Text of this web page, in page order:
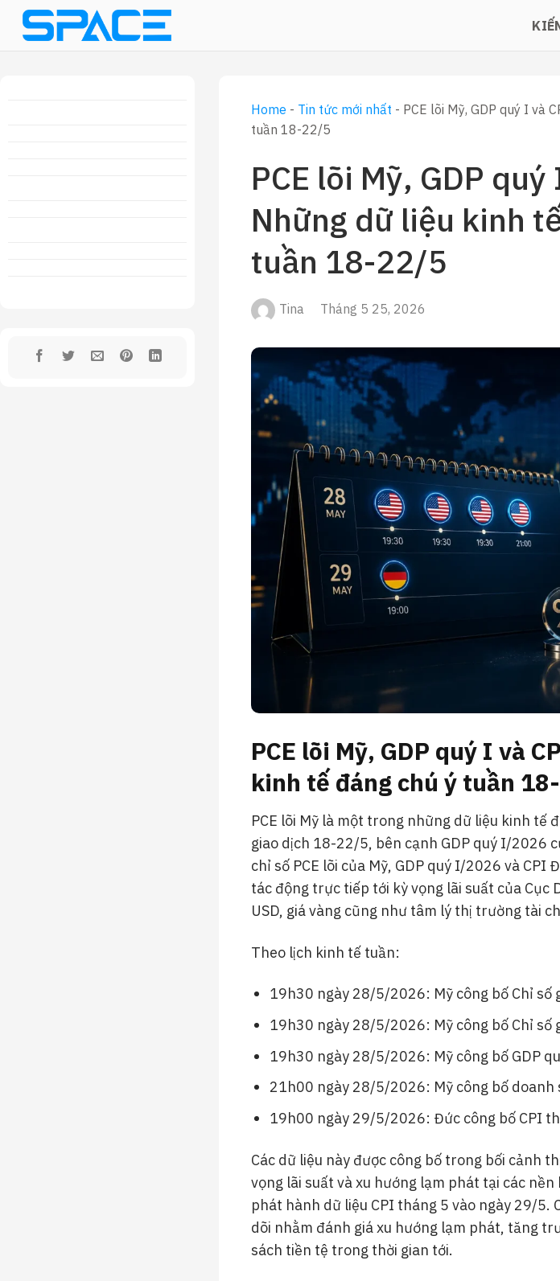
Skip
Home - Tin tức mới nhất - PCE lõi Mỹ, GDP quý I và
tuần 18-22/5
PCE lõi Mỹ, GDP
Những dữ liệu kinh
tuần 18-22/5
Tina Tháng 5 25, 2026
PCE lõi Mỹ, GDP quý I và
kinh tế đáng chú ý tuần
PCE lõi Mỹ là một trong những dữ liệu kinh
giao dịch 18-22/5, bên cạnh GDP quý I/2026
chỉ số PCE lõi của Mỹ, GDP quý I/2026 và
tác động trực tiếp tới kỳ vọng lãi suất của Cục
USD, giá vàng cũng như tâm lý thị trường tài
Theo lịch kinh tế tuần:
19h30 ngày 28/5/2026: Mỹ công bố Chỉ số
19h30 ngày 28/5/2026: Mỹ công bố Chỉ số
19h30 ngày 28/5/2026: Mỹ công bố GDP
21h00 ngày 28/5/2026: Mỹ công bố doanh
19h00 ngày 29/5/2026: Đức công bố CPI
Các dữ liệu này được công bố trong bối cảnh
vọng lãi suất và xu hướng lạm phát tại các
phát hành dữ liệu CPI tháng 5 vào ngày 29/5.
dõi nhằm đánh giá xu hướng lạm phát, tăng
sách tiền tệ trong thời gian tới.